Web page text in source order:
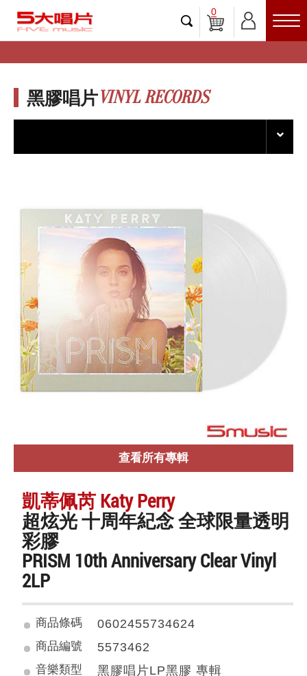
0
黑膠唱片VINYL RECORDS
查看所有專輯
凱蒂佩芮 Katy Perry
超炫光 十周年紀念 全球限量透明
彩膠
PRISM 10th Anniversary Clear Vinyl
2LP
商品條碼 0602455734624
商品編號 5573462
音樂類型 黑膠唱片LP黑膠 專輯